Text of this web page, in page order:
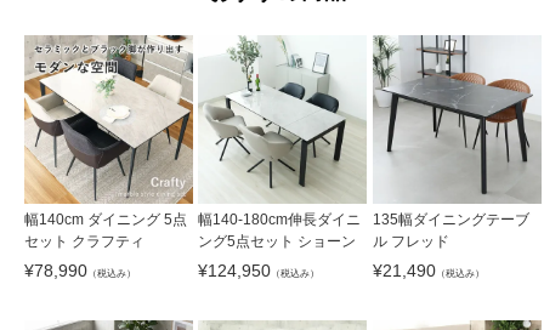
幅140cm ダイニング 5点
セット クラフティ
¥78,990 （税込み）
幅140-180cm伸長ダイニ
ング5点セット ショーン
¥124,950 （税込み）
135幅ダイニングテーブ
ル フレッド
¥21,490（税込み）